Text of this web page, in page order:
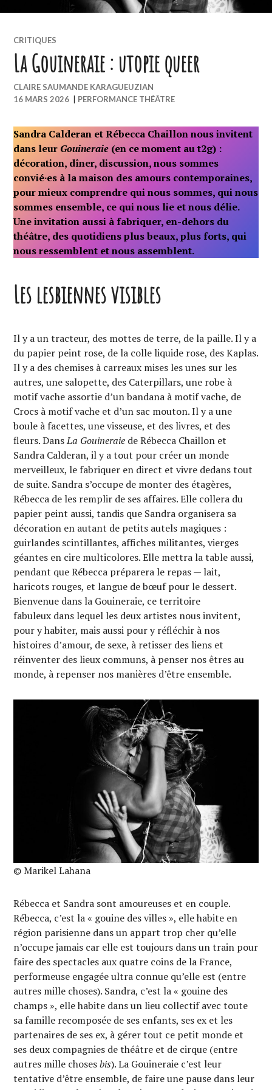
CRITIQUES
La Gouineraie : utopie queer
CLAIRE SAUMANDE KARAGUEUZIAN
16 MARS 2026
PERFORMANCE THÉÂTRE
Sandra Calderan et Rébecca Chaillon nous invitent
dans leur Gouineraie (en ce moment au t2g) :
décoration, dîner, discussion, nous sommes
convié·es à la maison des amours contemporaines,
pour mieux comprendre qui nous sommes, qui nous
sommes ensemble, ce qui nous lie et nous délie.
Une invitation aussi à fabriquer, en-dehors du
théâtre, des quotidiens plus beaux, plus forts, qui
nous ressemblent et nous assemblent.
Les lesbiennes visibles
Il y a un tracteur, des mottes de terre, de la paille. Il y a
du papier peint rose, de la colle liquide rose, des Kaplas.
Il y a des chemises à carreaux mises les unes sur les
autres, une salopette, des Caterpillars, une robe à
motif vache assortie d’un bandana à motif vache, de
Crocs à motif vache et d’un sac mouton. Il y a une
boule à facettes, une visseuse, et des livres, et des
fleurs. DansLa Gouineraie de Rébecca Chaillon et
Sandra Calderan, il y a tout pour créer un monde
merveilleux, le fabriquer en direct et vivre dedans tout
de suite. Sandra s’occupe de monter des étagères,
Rébecca de les remplir de ses affaires. Elle collera du
papier peint aussi, tandis que Sandra organisera sa
décoration en autant de petits autels magiques :
guirlandes scintillantes, affiches militantes, vierges
géantes en cire multicolores. Elle mettra la table aussi,
pendant que Rébecca préparera le repas — lait,
haricots rouges, et langue de bœuf pour le dessert.
Bienvenue dans la Gouineraie, ce territoire
fabuleux dans lequel les deux artistes nous invitent,
pour y habiter, mais aussi pour y réfléchir à nos
histoires d’amour, de sexe, à retisser des liens et
réinventer des lieux communs, à penser nos êtres au
monde, à repenser nos manières d’être ensemble.
© Marikel Lahana
Rébecca et Sandra sont amoureuses et en couple.
Rébecca, c’est la « gouine des villes », elle habite en
région parisienne dans un appart trop cher qu’elle
n’occupe jamais car elle est toujours dans un train pour
faire des spectacles aux quatre coins de la France,
performeuse engagée ultra connue qu’elle est (entre
autres mille choses). Sandra, c’est la « gouine des
champs », elle habite dans un lieu collectif avec toute
sa famille recomposée de ses enfants, ses ex et les
partenaires de ses ex, à gérer tout ce petit monde et
ses deux compagnies de théâtre et de cirque (entre
autres mille chosesbis). La Gouineraie c’est leur
tentative d’être ensemble, de faire une pause dans leur